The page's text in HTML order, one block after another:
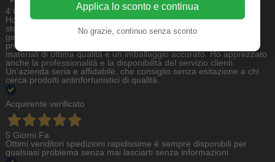
Applica lo sconto e continua
No grazie, continuo senza sconto
4 Giorni Fa
Ho acquistato online da Grilca Antinfortunistica e l'esperienza è
stata eccellente. Il sito è semplice da utilizzare, l'ordine è stato
gestito con rapidità e la spedizione è arrivata nei tempi previsti. Il
prodotto corrispondeva perfettamente alla descrizione, con
materiali di ottima qualità e un imballaggio accurato. Ho apprezzato
anche la professionalità e la disponibilità del servizio clienti.
Un'azienda seria e affidabile, che consiglio senza esitazione a chi
cerca prodotti antinfortunistici di qualità.
Acquirente verificato
5 Giorni Fa
Ottimi venditori spedizioni rapidissime è sempre disponibili per
qualsiasi problema senza mai lasciarti senza informazioni